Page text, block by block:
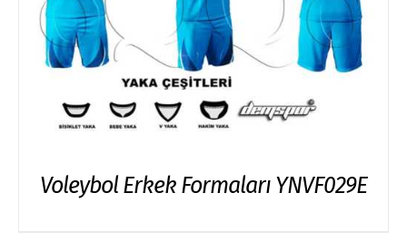
Voleybol Erkek Formaları YNVF029E